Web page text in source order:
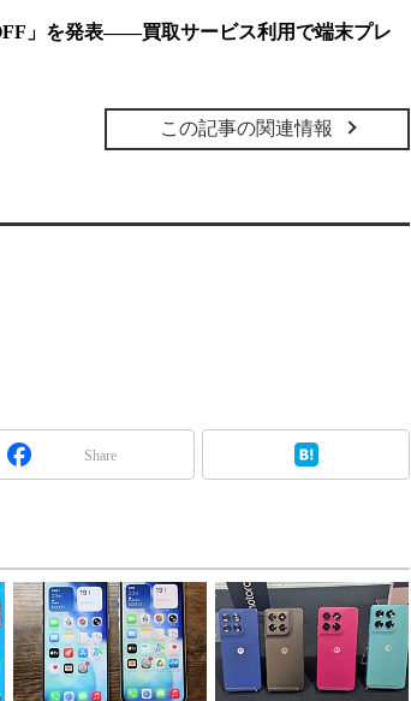
」を発表――買取サービス利用で端末プレ
この記事の関連情報
Share